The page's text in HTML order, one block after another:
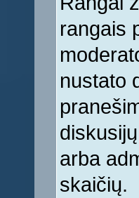
rangais
nustato
arba
skaičių.